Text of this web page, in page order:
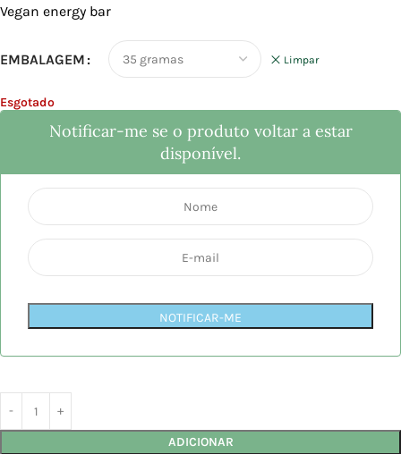
Vegan energy bar
EMBALAGEM Limpar
Esgotado
Notificar-me se o produto voltar a estar
disponível.
NOTIFICAR-ME
ADICIONAR